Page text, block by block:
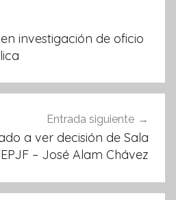
investigación de oficio
Entrada siguiente
a ver decisión de Sala
– José Alam Chávez